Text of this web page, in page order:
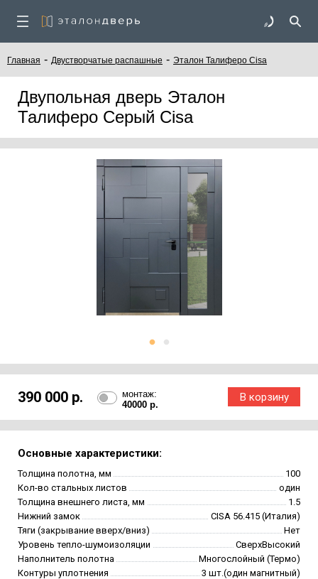
Главная - Двустворчатые распашные - Эталон Талиферо Cisa
Двупольная дверь Эталон
Талиферо Серый Cisa
390 000 р.
монтаж:
40000 р.
Основные характеристики:
Толщина полотна, мм
100
Кол-во стальных листов
один
Толщина внешнего листа, мм
1.5
Нижний замок
CISA 56.415 (Италия)
Тяги (закрывание вверх/вниз)
Нет
Уровень тепло-шумоизоляции
СверхВысокий
Наполнитель полотна
Многослойный (Термо)
Контуры уплотнения
3 шт.(один магнитный)